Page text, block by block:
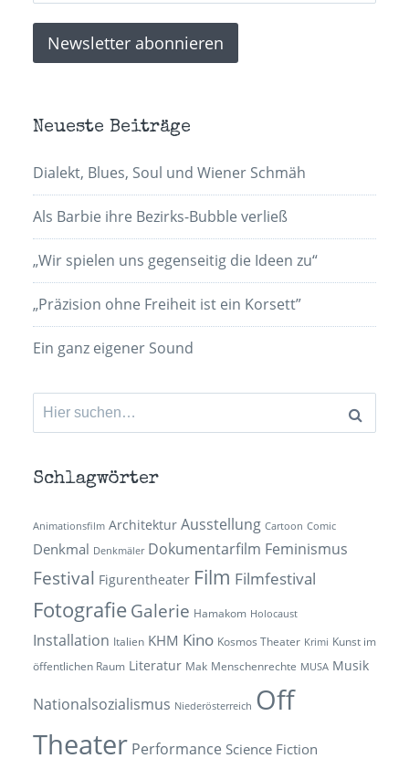
Neueste Beiträge
Dialekt, Blues, Soul und Wiener Schmäh
Als Barbie ihre Bezirks-Bubble verließ
„Wir spielen uns gegenseitig die Ideen zu“
„Präzision ohne Freiheit ist ein Korsett”
Ein ganz eigener Sound
Suchen
nach:
Schlagwörter
Animationsfilm Architektur Ausstellung Cartoon Comic
Denkmal Denkmäler Dokumentarfilm Feminismus
Festival Figurentheater Film Filmfestival
Fotografie Galerie Hamakom Holocaust
Installation Italien KHM Kino Kosmos Theater Krimi Kunst im
öffentlichen Raum Literatur Mak Menschenrechte MUSA Musik
Nationalsozialismus Niederösterreich Off
Theater Performance Science Fiction